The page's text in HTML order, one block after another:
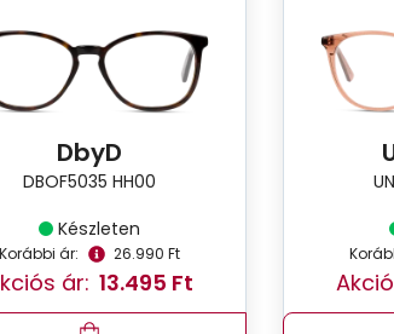
DbyD
DBOF5035 HH00
Készleten
Korábbi ár: 26.990 Ft
ár: 13.495 Ft